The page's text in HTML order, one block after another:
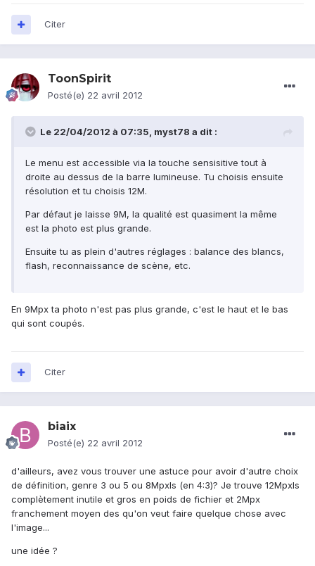
Citer
ToonSpirit
Posté(e) 22 avril 2012
Le 22/04/2012 à 07:35, myst78 a dit :
Le menu est accessible via la touche sensisitive tout à
droite au dessus de la barre lumineuse. Tu choisis ensuite
résolution et tu choisis 12M.
Par défaut je laisse 9M, la qualité est quasiment la même
est la photo est plus grande.
Ensuite tu as plein d'autres réglages : balance des blancs,
flash, reconnaissance de scène, etc.
En 9Mpx ta photo n'est pas plus grande, c'est le haut et le bas
qui sont coupés.
Citer
biaix
Posté(e) 22 avril 2012
d'ailleurs, avez vous trouver une astuce pour avoir d'autre choix
de définition, genre 3 ou 5 ou 8Mpxls (en 4:3)? Je trouve 12Mpxls
complètement inutile et gros en poids de fichier et 2Mpx
franchement moyen des qu'on veut faire quelque chose avec
l'image...
une idée ?